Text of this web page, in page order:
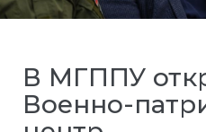
В МГППУ
Военно-